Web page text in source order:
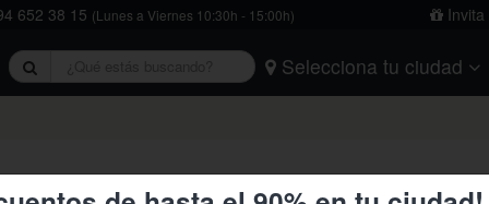
652 38 15 (Lunes a Viernes 10:30h - 15:00h)
Selecciona tu ciudad
Tarragona Valencia Vitoria
Tui Na de 75 min